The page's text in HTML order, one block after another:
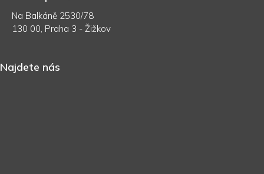
Na Balkáně 2530/78
130 00, Praha 3 - Žižkov
Najdete nás